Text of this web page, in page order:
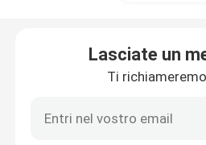
Lasciate un
Ti